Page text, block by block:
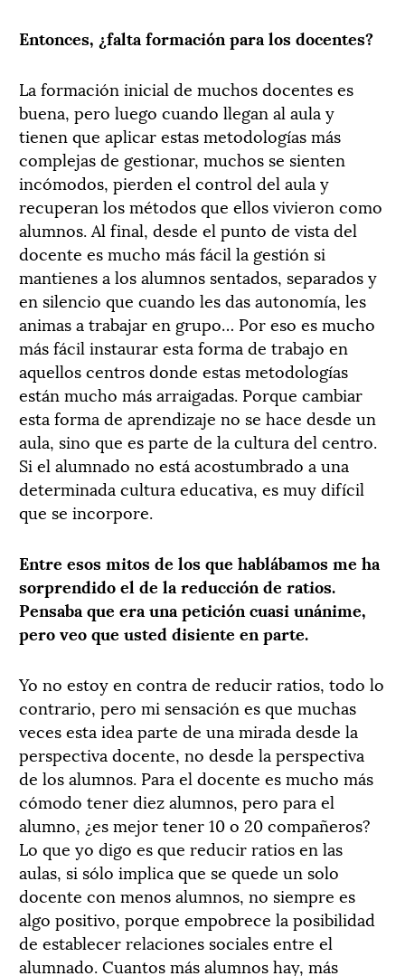
Entonces, ¿falta formación para los docentes?
La formación inicial de muchos docentes es
buena, pero luego cuando llegan al aula y
tienen que aplicar estas metodologías más
complejas de gestionar, muchos se sienten
incómodos, pierden el control del aula y
recuperan los métodos que ellos vivieron como
alumnos. Al final, desde el punto de vista del
docente es mucho más fácil la gestión si
mantienes a los alumnos sentados, separados y
en silencio que cuando les das autonomía, les
animas a trabajar en grupo… Por eso es mucho
más fácil instaurar esta forma de trabajo en
aquellos centros donde estas metodologías
están mucho más arraigadas. Porque cambiar
esta forma de aprendizaje no se hace desde un
aula, sino que es parte de la cultura del centro.
Si el alumnado no está acostumbrado a una
determinada cultura educativa, es muy difícil
que se incorpore.
Entre esos mitos de los que hablábamos me ha
sorprendido el de la reducción de ratios.
Pensaba que era una petición cuasi unánime,
pero veo que usted disiente en parte.
Yo no estoy en contra de reducir ratios, todo lo
contrario, pero mi sensación es que muchas
veces esta idea parte de una mirada desde la
perspectiva docente, no desde la perspectiva
de los alumnos. Para el docente es mucho más
cómodo tener diez alumnos, pero para el
alumno, ¿es mejor tener 10 o 20 compañeros?
Lo que yo digo es que reducir ratios en las
aulas, si sólo implica que se quede un solo
docente con menos alumnos, no siempre es
algo positivo, porque empobrece la posibilidad
de establecer relaciones sociales entre el
alumnado. Cuantos más alumnos hay, más